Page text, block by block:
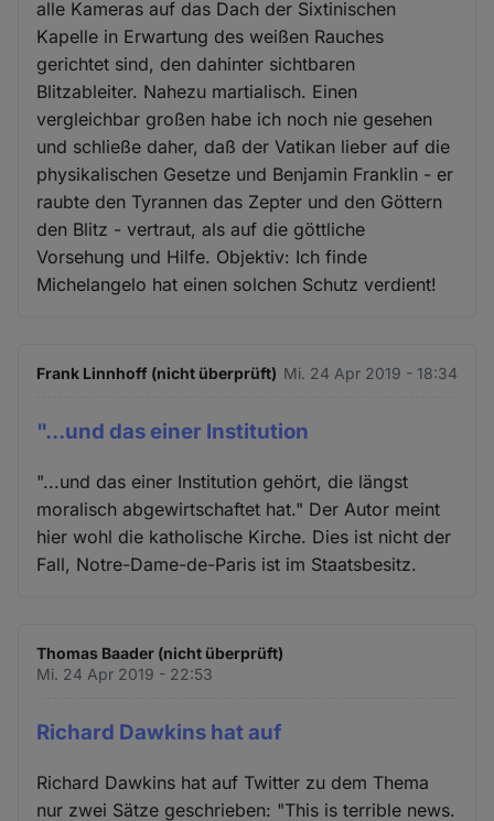
alle Kameras auf das Dach der Sixtinischen
Kapelle in Erwartung des weißen Rauches
gerichtet sind, den dahinter sichtbaren
Blitzableiter. Nahezu martialisch. Einen
vergleichbar großen habe ich noch nie gesehen
und schließe daher, daß der Vatikan lieber auf die
physikalischen Gesetze und Benjamin Franklin - er
raubte den Tyrannen das Zepter und den Göttern
den Blitz - vertraut, als auf die göttliche
Vorsehung und Hilfe. Objektiv: Ich finde
Michelangelo hat einen solchen Schutz verdient!
Frank Linnhoff (nicht überprüft) Mi. 24 Apr 2019 - 18:34
"...und das einer Institution
"...und das einer Institution gehört, die längst
moralisch abgewirtschaftet hat." Der Autor meint
hier wohl die katholische Kirche. Dies ist nicht der
Fall, Notre-Dame-de-Paris ist im Staatsbesitz.
Thomas Baader (nicht überprüft)
Mi. 24 Apr 2019 - 22:53
Richard Dawkins hat auf
Richard Dawkins hat auf Twitter zu dem Thema
nur zwei Sätze geschrieben: "This is terrible news.